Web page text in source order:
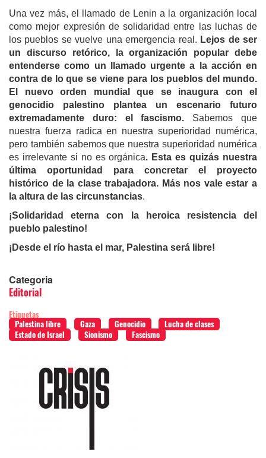
Una vez más, el llamado de Lenin a la organización local
como mejor expresión de solidaridad entre las luchas de
los pueblos se vuelve una emergencia real. Lejos de ser
un discurso retórico, la organización popular debe
entenderse como un llamado urgente a la acción en
contra de lo que se viene para los pueblos del mundo.
El nuevo orden mundial que se inaugura con el
genocidio palestino plantea un escenario futuro
extremadamente duro: el fascismo. Sabemos que
nuestra fuerza radica en nuestra superioridad numérica,
pero también sabemos que nuestra superioridad numérica
es irrelevante si no es orgánica. Esta es quizás nuestra
última oportunidad para concretar el proyecto
histórico de la clase trabajadora. Más nos vale estar a
la altura de las circunstancias.
¡Solidaridad eterna con la heroica resistencia del
pueblo palestino!
¡Desde el río hasta el mar, Palestina será libre!
Categoria
Editorial
Etiquetas
Palestina libre
Gaza Genocidio
Lucha de clases
Estado de Israel
Sionismo Fascismo